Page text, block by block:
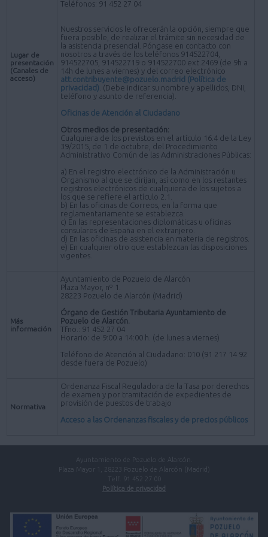
Lugar de
presentación
(Canales de
acceso)
Teléfonos: 91 452 27 04
Nuestros servicios le ofrecerán la opción, siempre que
fuera posible, de realizar el trámite sin necesidad de
la asistencia presencial. Póngase en contacto con
nosotros a través de los teléfonos 914522704,
914522705, 914522719 o 914522700 ext.2469 (de 9h a
14h de lunes a viernes) y del correo electrónico
att.contribuyente@pozuelo.madrid (Política de
privacidad) . (Debe indicar su nombre y apellidos, DNI,
teléfono y asunto de referencia).
Oficinas de Atención al Ciudadano
Otros medios de presentación:
Cualquiera de los previstos en el artículo 16.4 de la Ley
39/2015, de 1 de octubre, del Procedimiento
Administrativo Común de las Administraciones Públicas:
a) En el registro electrónico de la Administración u
Organismo al que se dirijan, así como en los restantes
registros electrónicos de cualquiera de los sujetos a
los que se refiere el artículo 2.1.
b) En las oficinas de Correos, en la forma que
reglamentariamente se establezca.
c) En las representaciones diplomáticas u oficinas
consulares de España en el extranjero.
d) En las oficinas de asistencia en materia de registros.
e) En cualquier otro que establezcan las disposiciones
vigentes.
Más
información
Ayuntamiento de Pozuelo de Alarcón
Plaza Mayor, nº 1.
28223 Pozuelo de Alarcón (Madrid)
Órgano de Gestión Tributaria Ayuntamiento de
Pozuelo de Alarcón.
Tfno.: 91 452 27 04
Horario: de 9:00 a 14:00 h. (de lunes a viernes)
Teléfono de Atención al Ciudadano: 010 (91 217 14 92
desde fuera de Pozuelo)
Normativa
Ordenanza Fiscal Reguladora de la Tasa por derechos
de examen y por tramitación de expedientes de
provisión de puestos de trabajo
Acceso a las Ordenanzas fiscales y de precios públicos
Ayuntamiento de Pozuelo de Alarcón.
Plaza Mayor 1, 28223 Pozuelo de Alarcón (Madrid)
Telf. 91 452 27 00
Política de privacidad